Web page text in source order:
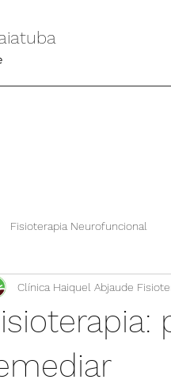
Fisioterapia Neurofuncional
Comece por aqui Conheça
Clínica Haiquel Abjaude